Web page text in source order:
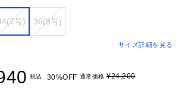
号) 36(9号)
サイズ詳細を見る
税込 30%OFF 通常価格 ¥24,200